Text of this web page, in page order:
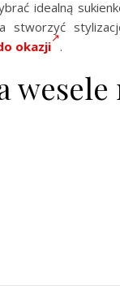
idealną
stworzyć
okazji .
wesele